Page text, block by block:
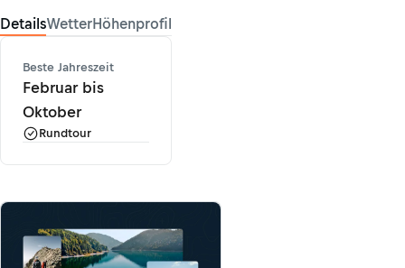
DetailsWetterHöhenprofil
Beste Jahreszeit
Februar bis
Oktober
Rundtour